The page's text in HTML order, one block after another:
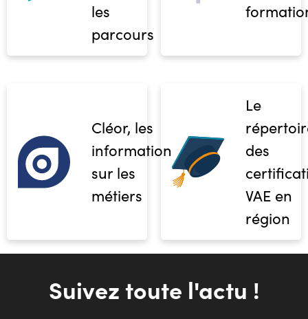
les
parcours
Cléor, les
informations
sur les
métiers
Le
des
VAE en
région
Suivez toute l'actu !